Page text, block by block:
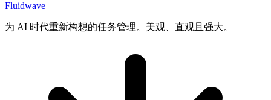
Fluidwave
为 AI 时代重新构想的任务管理。美观、直观且强大。